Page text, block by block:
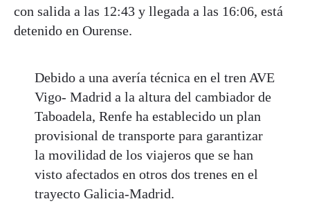
con salida a las 12:43 y llegada a las 16:06, está
detenido en Ourense.
Debido a una avería técnica en el tren AVE
Vigo- Madrid a la altura del cambiador de
Taboadela, Renfe ha establecido un plan
provisional de transporte para garantizar
la movilidad de los viajeros que se han
visto afectados en otros dos trenes en el
trayecto Galicia-Madrid.